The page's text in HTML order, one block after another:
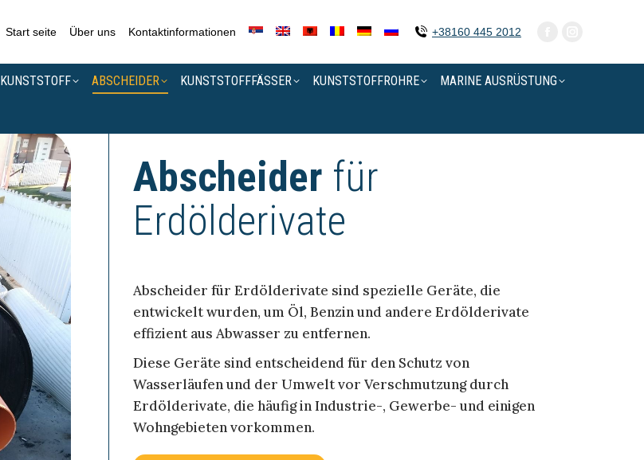
Start seite Über uns Kontaktinformationen +38160 445 2012
KUNSTSTOFF ABSCHEIDER KUNSTSTOFFFÄSSER KUNSTSTOFFROHRE MARINE AUSRÜSTUNG
Abscheider für
Erdölderivate
Abscheider für Erdölderivate sind spezielle Geräte, die
entwickelt wurden, um Öl, Benzin und andere Erdölderivate
effizient aus Abwasser zu entfernen.
Diese Geräte sind entscheidend für den Schutz von
Wasserläufen und der Umwelt vor Verschmutzung durch
Erdölderivate, die häufig in Industrie-, Gewerbe- und einigen
Wohngebieten vorkommen.